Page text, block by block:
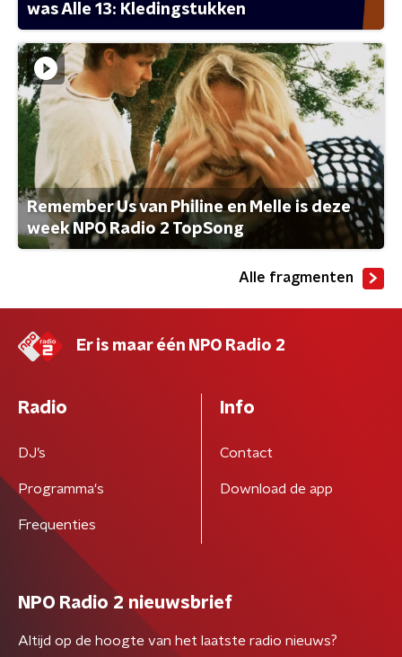
was Alle 13: Kledingstukken
Remember Us van Philine en Melle is deze
week NPO Radio 2 TopSong
Alle fragmenten
Er is maar één NPO Radio 2
Radio
DJ’s
Programma's
Frequenties
Info
Contact
Download de app
NPO Radio 2 nieuwsbrief
Altijd op de hoogte van het laatste radio nieuws?